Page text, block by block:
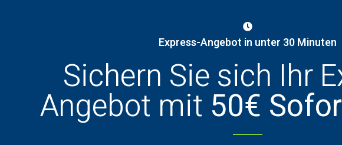
Express-Angebot in unter 30 Minuten
Sichern Sie sich Ihr
Angebot mit 50€